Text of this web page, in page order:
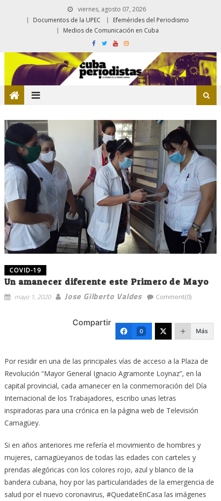
viernes, agosto 07, 2026
Documentos de la UPEC
Efemérides del Periodismo
Medios de Comunicación en Cuba
COVID-19
Un amanecer diferente este Primero de Mayo
mayo 1, 2020 Jose Gilberto Valdes Comment(0)
Compartir
0 Más
Por residir en una de las principales vías de acceso a la Plaza de
Revolución “Mayor General Ignacio Agramonte Loynaz”, en la
capital provincial, cada amanecer en la conmemoración del Día
Internacional de los Trabajadores, escribo unas letras
inspiradoras para una crónica en la página web de Televisión
Camagüey.
Si en años anteriores me refería el movimiento de hombres y
mujeres, camagüeyanos de todas las edades con carteles y
prendas alegóricas con los colores rojo, azul y blanco de la
bandera cubana, hoy por las particularidades de la emergencia de
salud por el nuevo coronavirus, #QuedateEnCasa las imágenes